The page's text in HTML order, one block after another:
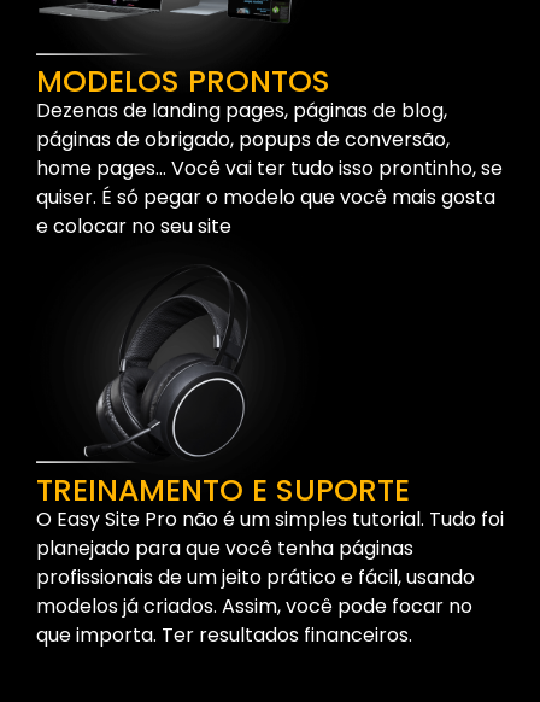
MODELOS PRONTOS
Dezenas de landing pages, páginas de blog,
páginas de obrigado, popups de conversão,
home pages… Você vai ter tudo isso prontinho, se
quiser. É só pegar o modelo que você mais gosta
e colocar no seu site
TREINAMENTO E SUPORTE
O Easy Site Pro não é um simples tutorial. Tudo foi
planejado para que você tenha páginas
profissionais de um jeito prático e fácil, usando
modelos já criados. Assim, você pode focar no
que importa. Ter resultados financeiros.